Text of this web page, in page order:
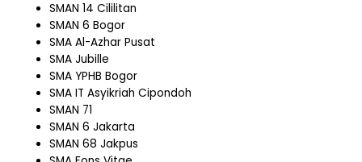
SMAN 14 Cililitan
SMAN 6 Bogor
SMA Al-Azhar Pusat
SMA Jubille
SMA YPHB Bogor
SMA IT Asyikriah Cipondoh
SMAN 71
SMAN 6 Jakarta
SMAN 68 Jakpus